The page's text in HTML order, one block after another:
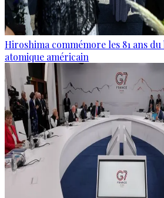
Hiroshima commémore les 81 ans
atomique américain